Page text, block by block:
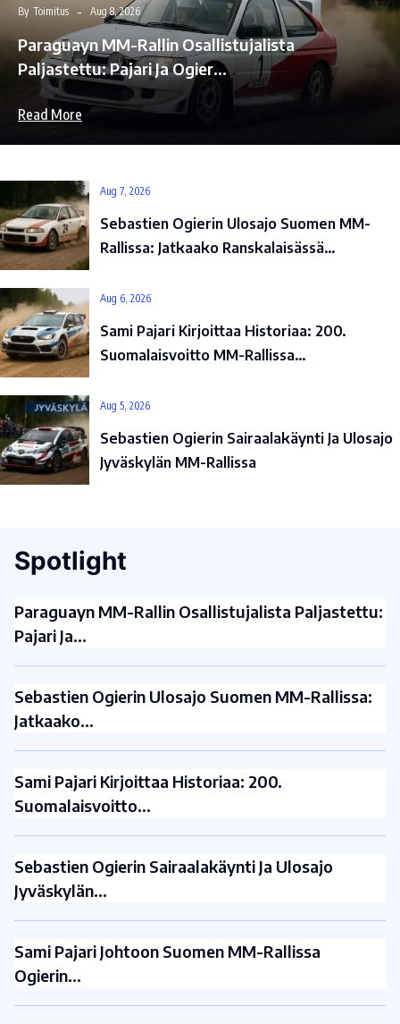
By Toimitus Aug 8, 2026
Paraguayn MM-Rallin Osallistujalista
Paljastettu: Pajari Ja Ogier…
Read More
Aug 7, 2026
Sebastien Ogierin Ulosajo Suomen MM-
Rallissa: Jatkaako Ranskalaisässä…
Aug 6, 2026
Sami Pajari Kirjoittaa Historiaa: 200.
Suomalaisvoitto MM-Rallissa…
Aug 5, 2026
Sebastien Ogierin Sairaalakäynti Ja Ulosajo
Jyväskylän MM-Rallissa
Spotlight
Paraguayn MM-Rallin Osallistujalista Paljastettu:
Pajari Ja…
Sebastien Ogierin Ulosajo Suomen MM-Rallissa:
Jatkaako…
Sami Pajari Kirjoittaa Historiaa: 200.
Suomalaisvoitto…
Sebastien Ogierin Sairaalakäynti Ja Ulosajo
Jyväskylän…
Sami Pajari Johtoon Suomen MM-Rallissa
Ogierin…